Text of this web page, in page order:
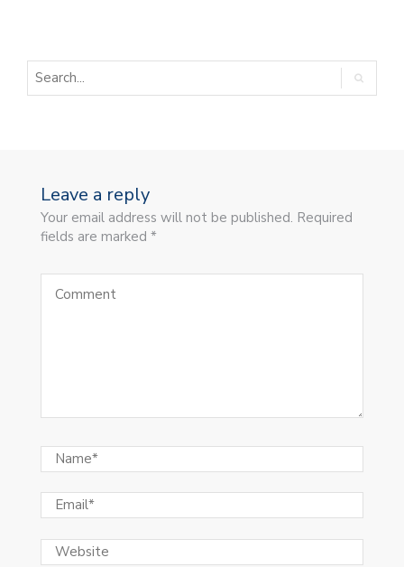
Leave a reply
Your email address will not be published. Required
fields are marked *